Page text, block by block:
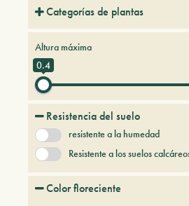
Categorías de plantas
Altura máxima
0.4
Resistencia del suelo
resistente a la humedad
Resistente a los suelos
Color floreciente